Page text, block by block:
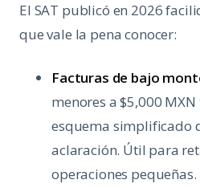
El SAT publicó en 2026
que vale la pena conocer:
Facturas de bajo
menores a $5,000
esquema simplificado
aclaración. Útil para
operaciones pequeñas.